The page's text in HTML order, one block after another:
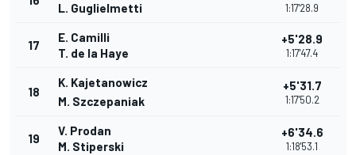
L. Guglielmetti
1:17'28.9
17
E. Camilli
T. de la Haye
+5'28.9
1:17'47.4
18
K. Kajetanowicz
M. Szczepaniak
+5'31.7
1:17'50.2
19
V. Prodan
M. Stiperski
+6'34.6
1:18'53.1